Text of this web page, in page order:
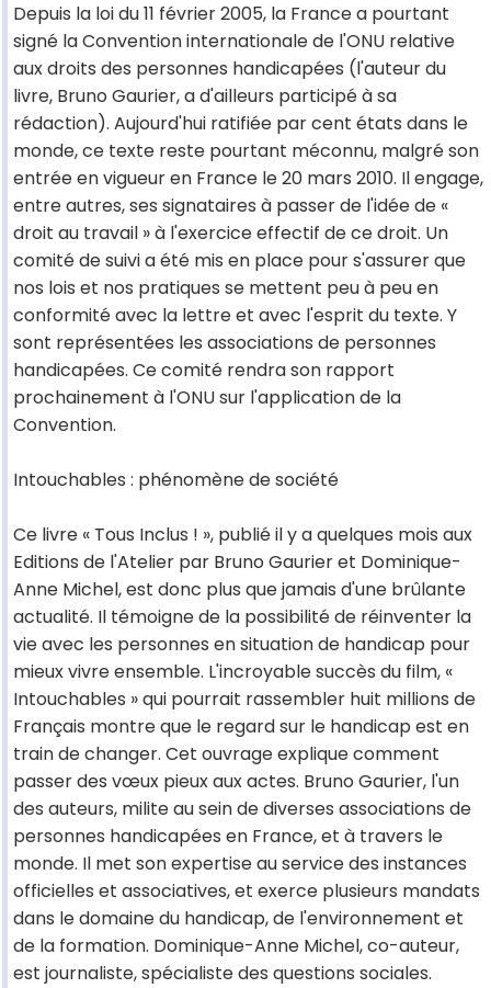
Depuis la loi du 11 février 2005, la France a pourtant
signé la Convention internationale de l'ONU relative
aux droits des personnes handicapées (l'auteur du
livre, Bruno Gaurier, a d'ailleurs participé à sa
rédaction). Aujourd'hui ratifiée par cent états dans le
monde, ce texte reste pourtant méconnu, malgré son
entrée en vigueur en France le 20 mars 2010. Il engage,
entre autres, ses signataires à passer de l'idée de «
droit au travail » à l'exercice effectif de ce droit. Un
comité de suivi a été mis en place pour s'assurer que
nos lois et nos pratiques se mettent peu à peu en
conformité avec la lettre et avec l'esprit du texte. Y
sont représentées les associations de personnes
handicapées. Ce comité rendra son rapport
prochainement à l'ONU sur l'application de la
Convention.
Intouchables : phénomène de société
Ce livre « Tous Inclus ! », publié il y a quelques mois aux
Editions de l'Atelier par Bruno Gaurier et Dominique-
Anne Michel, est donc plus que jamais d'une brûlante
actualité. Il témoigne de la possibilité de réinventer la
vie avec les personnes en situation de handicap pour
mieux vivre ensemble. L'incroyable succès du film, «
Intouchables » qui pourrait rassembler huit millions de
Français montre que le regard sur le handicap est en
train de changer. Cet ouvrage explique comment
passer des vœux pieux aux actes. Bruno Gaurier, l'un
des auteurs, milite au sein de diverses associations de
personnes handicapées en France, et à travers le
monde. Il met son expertise au service des instances
officielles et associatives, et exerce plusieurs mandats
dans le domaine du handicap, de l'environnement et
de la formation. Dominique-Anne Michel, co-auteur,
est journaliste, spécialiste des questions sociales.